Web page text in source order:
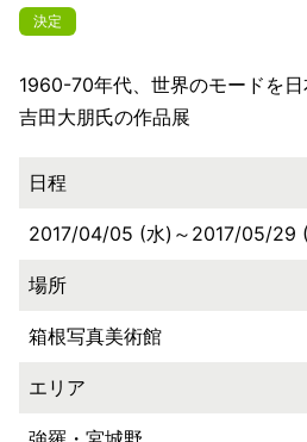
決定
1960-70年代、世界のモードを日
吉田大朋氏の作品展
日程
2017/04/05 (水)～2017/05/29
場所
箱根写真美術館
エリア